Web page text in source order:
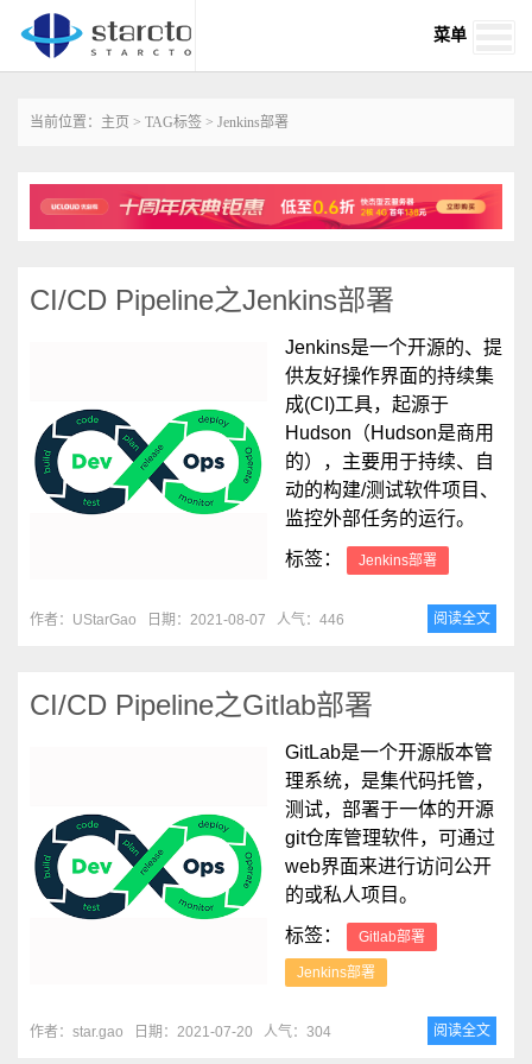
菜单
当前位置： 主页 > TAG标签 > Jenkins部署
CI/CD Pipeline之Jenkins部署
Jenkins是一个开源的、提
供友好操作界面的持续集
成(CI)工具，起源于
Hudson（Hudson是商用
的），主要用于持续、自
动的构建/测试软件项目、
监控外部任务的运行。
标签：
Jenkins部署
作者：UStarGao 日期：2021-08-07 人气：446 阅读全文
CI/CD Pipeline之Gitlab部署
GitLab是一个开源版本管
理系统，是集代码托管，
测试，部署于一体的开源
git仓库管理软件，可通过
web界面来进行访问公开
的或私人项目。
标签：
Gitlab部署
Jenkins部署
作者：star.gao 日期：2021-07-20 人气：304 阅读全文